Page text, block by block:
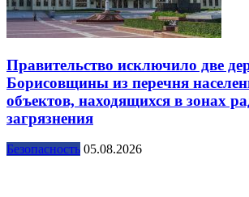
Правительство исключило две
Борисовщины из перечня
объектов, находящихся в зонах
загрязнения
Безопасность 05.08.2026